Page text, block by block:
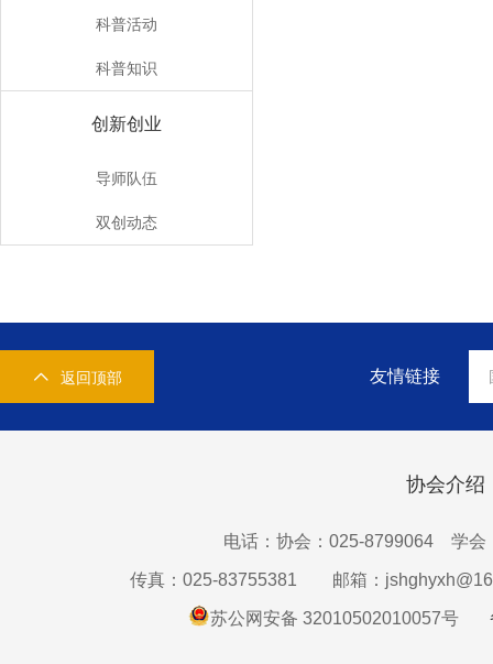
科普活动
科普知识
创新创业
导师队伍
双创动态
返回顶部 友情链接
协会介绍
电话：协会：025-8799064 学会
传真：025-83755381 邮箱：
苏公网安备 32010502010057号